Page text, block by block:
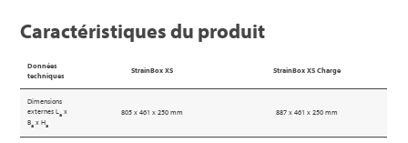
Caractéristiques du produit
Données
techniques
StrainBox XS StrainBox XS Charge
Dimensions
externes L a x
Ba x Ha
805 x 461 x 250 mm 887 x 461 x 250 mm